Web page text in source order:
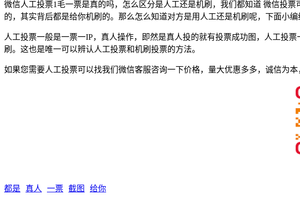
微信人工投票1毛一票是真的吗，怎么区分是人工还是机刷，我们都知道 微信投
的，其实背后都是给你机刷的。那么怎么知道对方是用人工还是机刷呢，下面小
人工投票一般是一票一IP，真人操作，即然是真人投的就有投票成功图，人工投
刷。这也是唯一可以辨认人工投票和机刷投票的方法。
如果您需要人工投票可以找我们微信客服咨询一下价格，量大优惠多多，诚信为本
都是 真人 一票 截图 给你